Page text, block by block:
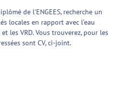
de l’ENGEES, recherche un
locales en rapport avec l’eau
les VRD. Vous trouverez, pour les
sont CV, ci-joint.